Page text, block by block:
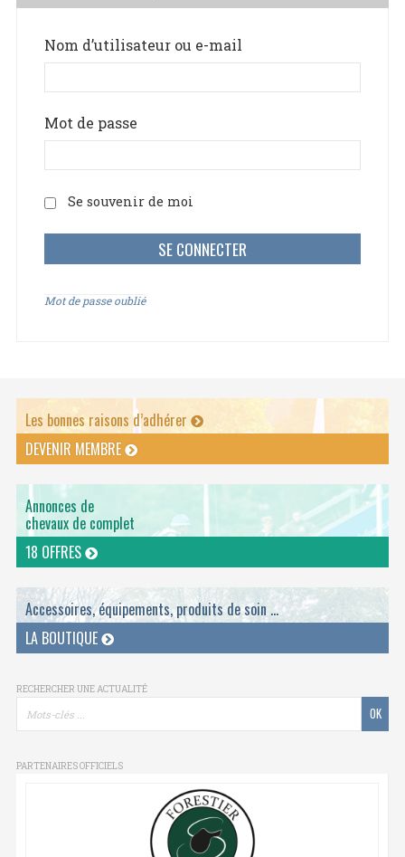
Nom d’utilisateur ou e-mail
Mot de passe
Se souvenir de moi
Mot de passe oublié
Les bonnes raisons d’adhérer
DEVENIR MEMBRE
Annonces de
chevaux de complet
18 OFFRES
Accessoires, équipements, produits de soin ...
LA BOUTIQUE
RECHERCHER UNE ACTUALITÉ
PARTENAIRES OFFICIELS